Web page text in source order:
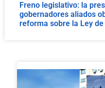
Freno legislativo: la
gobernadores aliados
reforma sobre la Ley